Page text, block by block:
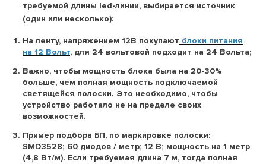
требуемой длины led-линии, выбирается источник
(один или несколько):
На ленту, напряжением 12В покупают блоки питания
на 12 Вольт, для 24 вольтовой подходит на 24 Вольта;
Важно, чтобы мощность блока была на 20-30%
больше, чем полная мощность подключаемой
светящейся полоски. Это необходимо, чтобы
устройство работало не на пределе своих
возможностей.
Пример подбора БП, по маркировке полоски:
SMD3528; 60 диодов / метр; 12 В; мощность на 1 метр
(4,8 Вт/м). Если требуемая длина 7 м, тогда полная